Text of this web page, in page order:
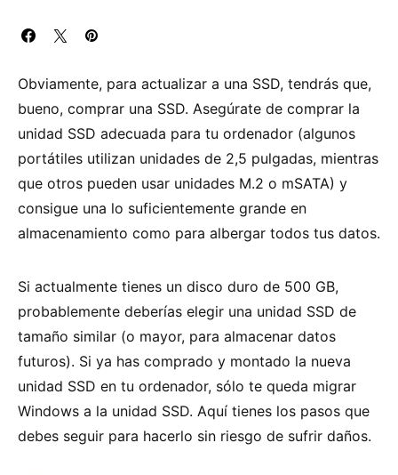
Obviamente, para actualizar a una SSD, tendrás que,
bueno, comprar una SSD. Asegúrate de comprar la
unidad SSD adecuada para tu ordenador (algunos
portátiles utilizan unidades de 2,5 pulgadas, mientras
que otros pueden usar unidades M.2 o mSATA) y
consigue una lo suficientemente grande en
almacenamiento como para albergar todos tus datos.
Si actualmente tienes un disco duro de 500 GB,
probablemente deberías elegir una unidad SSD de
tamaño similar (o mayor, para almacenar datos
futuros). Si ya has comprado y montado la nueva
unidad SSD en tu ordenador, sólo te queda migrar
Windows a la unidad SSD. Aquí tienes los pasos que
debes seguir para hacerlo sin riesgo de sufrir daños.